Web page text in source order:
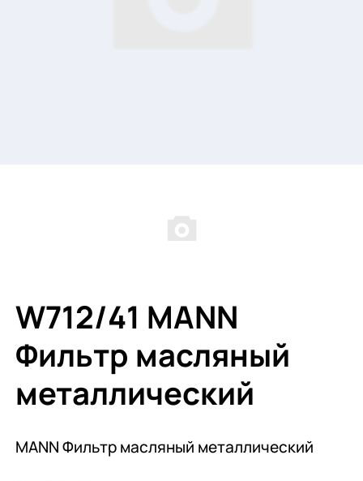
W712/41 MANN
Фильтр масляный
металлический
MANN Фильтр масляный металлический